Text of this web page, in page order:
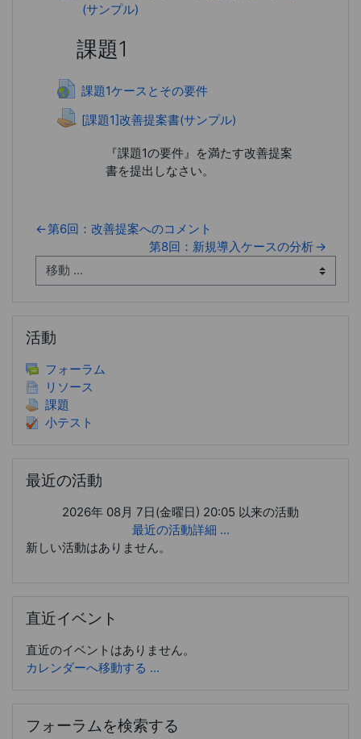
(サンプル)
URL
課題1
課題1ケースとその要件
URL
[課題1]改善提案書(サンプル)
『課題1の要件』を満たす改善提案
書を提出しなさい。
←第6回：改善提案へのコメント
第8回：新規導入ケースの分析 →
活動
フォーラム
リソース
課題
小テスト
最近の活動
2026年 08月 7日(金曜日) 20:05 以来の活動
最近の活動詳細 ...
新しい活動はありません。
直近イベント
直近のイベントはありません。
カレンダーへ移動する ...
フォーラムを検索する